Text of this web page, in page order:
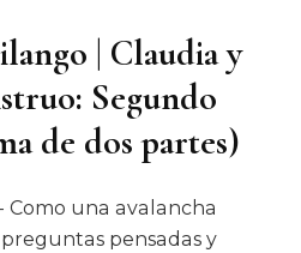
| Claudia y
Segundo
de dos partes)
Como una avalancha
pensadas y